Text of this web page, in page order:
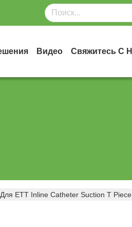
Видео
ETT Inline Catheter Suction T Piece